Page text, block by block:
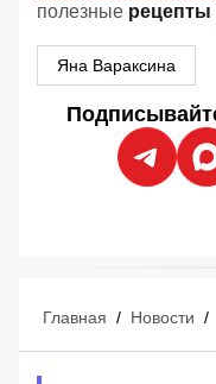
полезные рецепты
Яна Вараксина
Главная / Новости /